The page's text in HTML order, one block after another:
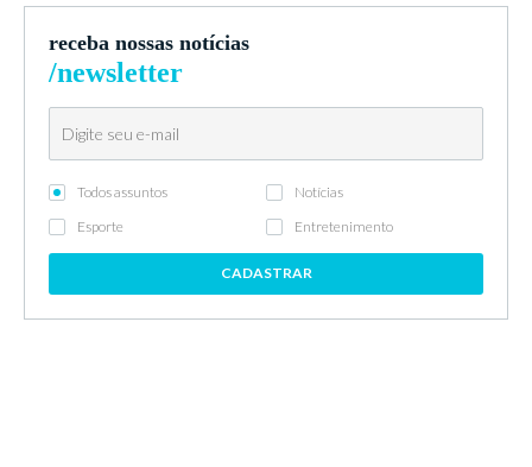
receba nossas notícias
/newsletter
Todos assuntos
Notícias
Esporte
Entretenimento
CADASTRAR